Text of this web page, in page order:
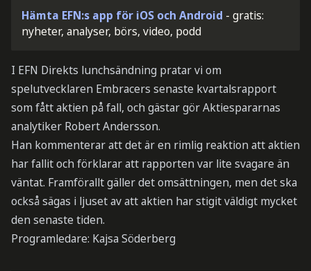
Hämta EFN:s app för iOS och Android - gratis:
nyheter, analyser, börs, video, podd
I EFN Direkts lunchsändning pratar vi om
spelutvecklaren Embracers senaste kvartalsrapport
som fått aktien på fall, och gästar gör Aktiespararnas
analytiker Robert Andersson.
Han kommenterar att det är en rimlig reaktion att aktien
har fallit och förklarar att rapporten var lite svagare än
väntat. Framförallt gäller det omsättningen, men det ska
också sägas i ljuset av att aktien har stigit väldigt mycket
den senaste tiden.
Programledare: Kajsa Söderberg